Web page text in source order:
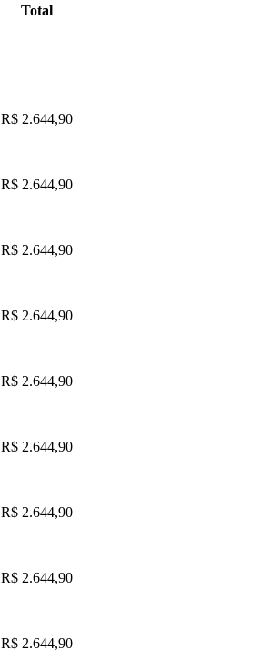
Total
R$ 2.644,90
R$ 2.644,90
R$ 2.644,90
R$ 2.644,90
R$ 2.644,90
R$ 2.644,90
R$ 2.644,90
R$ 2.644,90
R$ 2.644,90